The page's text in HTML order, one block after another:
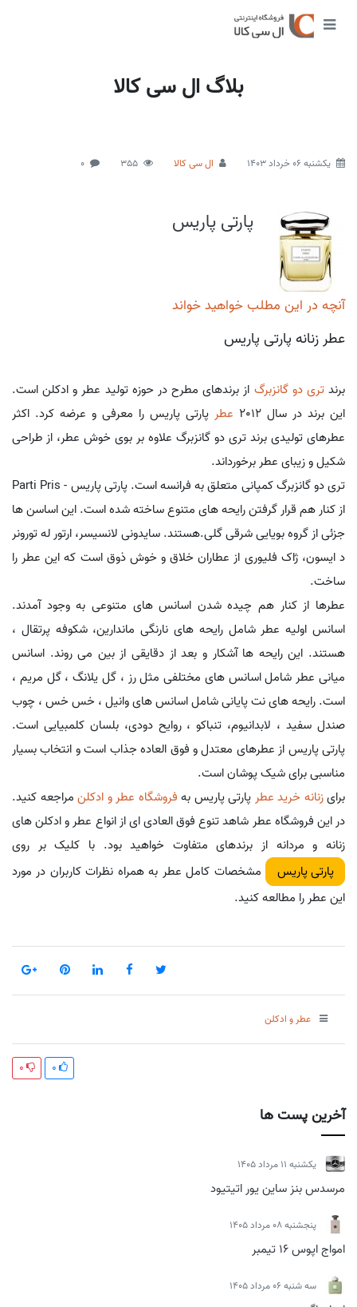
بلاگ ال سی کالا
آخرین پست ها
يكشنبه 11 مرداد 1405
مرسدس بنز ساین یور اتیتیود
پنجشنبه 08 مرداد 1405
امواج اپوس 16 تیمبر
سه شنبه 06 مرداد 1405
يكشنبه 06 خرداد 1403 ال سی کالا 355
0
پارتی پاریس
آنچه در این مطلب خواهید خواند
عطر زنانه پارتی پاریس
برندتری دو گانزبرگ از برندهای مطرح در حوزه تولید عطر و ادکلن است.
این برند در سال 2012
عطر پارتی پاریس را معرفی و عرضه کرد. اکثر
عطرهای تولیدی برند تری دو گانزبرگ علاوه بر بوی خوش عطر، از طراحی
شکیل و زیبای عطر برخورداند.
تری دو گانزبرگ کمپانی متعلق به فرانسه است. پارتی پاریس - Parti Pris
از کنار هم قرار گرفتن رایحه های متنوع ساخته شده است. این اساسن ها
جزئی از گروه بویایی شرقی گلی.هستند. سایدونی لانسیسر، ارتور له تورونر
د ایسون، ژاک فلیوری از عطاران خلاق و خوش ذوق است که این عطر را
ساخت.
عطرها از کنار هم چیده شدن اسانس های متنوعی به وجود آمدند.
اسانس اولیه عطر شامل رایحه های نارنگی ماندارین، شکوفه پرتقال ،
هستند. این رایحه ها آشکار و بعد از دقایقی از بین می روند. اسانس
میانی عطر شامل اسانس های مختلفی مثل رز ، گل یلانگ ، گل مریم ،
است. رایحه های نت پایانی شامل اسانس های وانیل ، خس خس ، چوب
صندل سفید ، لابدانیوم، تنباکو ، روایح دودی، بلسان کلمبیایی است.
پارتی پاریس از عطرهای معتدل و فوق العاده جذاب است و انتخاب بسیار
مناسبی برای شیک پوشان است.
برایزنانه خرید عطر پارتی پاریس به فروشگاه عطر و ادکلن مراجعه کنید.
در این فروشگاه عطر شاهد تنوع فوق العادی ای از انواع عطر و ادکلن های
زنانه و مردانه از برندهای متفاوت خواهید بود. با کلیک بر روی
پارتی پاریس
مشخصات کامل عطر به همراه نظرات کاربران در مورد
این عطر را مطالعه کنید.
عطر و ادکلن